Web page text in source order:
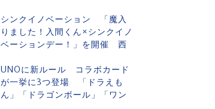
シンクイノベーション 「魔入
りました！入間くん×シンクイノ
ベーションデー！」を開催 西
UNOに新ルール コラボカード
が一挙に3つ登場 「ドラえも
ん」「ドラゴンボール」「ワン